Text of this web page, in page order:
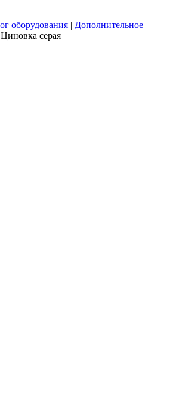
оборудования | Дополнительное
Циновка серая